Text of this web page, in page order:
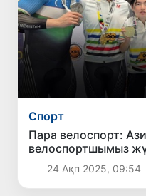
Спорт
Пара велоспорт:
велоспортшымыз
болды
24 Ақп 2025, 09:54